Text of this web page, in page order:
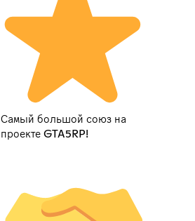
Самый большой союз на
проекте GTA5RP!